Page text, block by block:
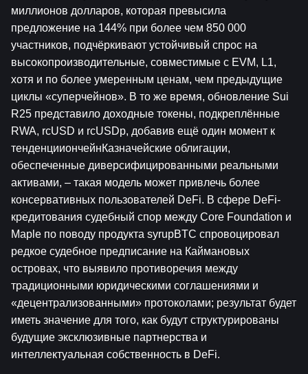
миллионов долларов, которая превысила
предложение на 144% при более чем 850 000
участников, подчёркивают устойчивый спрос на
высокопроизводительные, совместимые с EVM, L1,
хотя и по более умеренным ценам, чем предыдущие
циклы «суперчейнов». В то же время, обновление Sui
R25 представило доходные токены, подкреплённые
RWA, rcUSD и rcUSDp, добавив ещё один момент к
тенденцииончейнКазначейские облигации,
обеспеченные диверсифицированными реальными
активами, – такая модель может привлечь более
консервативных пользователей DeFi. В сфере DeFi-
кредитования судебный спор между Core Foundation и
Maple по поводу продукта syrupBTC спровоцировал
редкое судебное предписание на Каймановых
островах, что выявило противоречия между
традиционными юридическими соглашениями и
«децентрализованными» протоколами; результат будет
иметь значение для того, как будут структурированы
будущие эксклюзивные партнерства и
интеллектуальная собственность в DeFi.